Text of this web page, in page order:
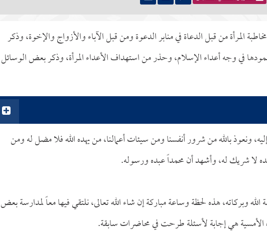
المرأة من قبل الدعاة في منابر الدعوة ومن قبل الآباء والأزواج والإخوة، وذكر
في وجه أعداء الإسلام، وحذر من استهداف الأعداء المرأة، وذكر بعض الوسائل
ونعوذ بالله من شرور أنفسنا ومن سيئات أعمالنا، من يهده الله فلا مضل له ومن
لا شريك له، وأشهد أن محمداً عبده ورسوله.
وبركاته، هذه لحظة وساعة مباركة إن شاء الله تعالى، نلتقي فيها معاً لمدارسة بعض
الأمسية هي إجابة لأسئلة طرحت في محاضرات سابقة.